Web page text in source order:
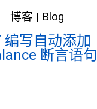
博客 | Blog
写自动添加
断言语句